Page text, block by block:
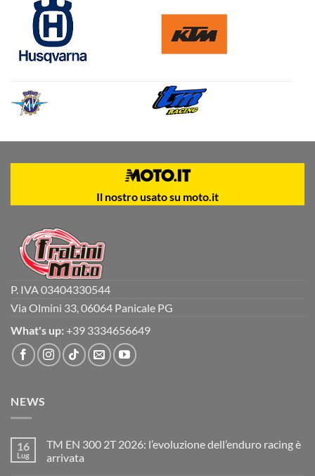
Il nostro usato su moto.it
P. IVA 03404330544
Via Olmini 33, 06064 Panicale PG
What's up: +39 3334656649
NEWS
16
Lug
TM EN 300 2T 2026: l’evoluzione dell’enduro racing è
arrivata